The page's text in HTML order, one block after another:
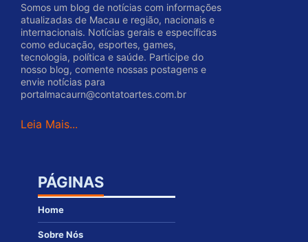
Somos um blog de notícias com informações
atualizadas de Macau e região, nacionais e
internacionais. Notícias gerais e específicas
como educação, esportes, games,
tecnologia, política e saúde. Participe do
nosso blog, comente nossas postagens e
envie notícias para
portalmacaurn@contatoartes.com.br
Leia Mais...
PÁGINAS
Home
Sobre Nós